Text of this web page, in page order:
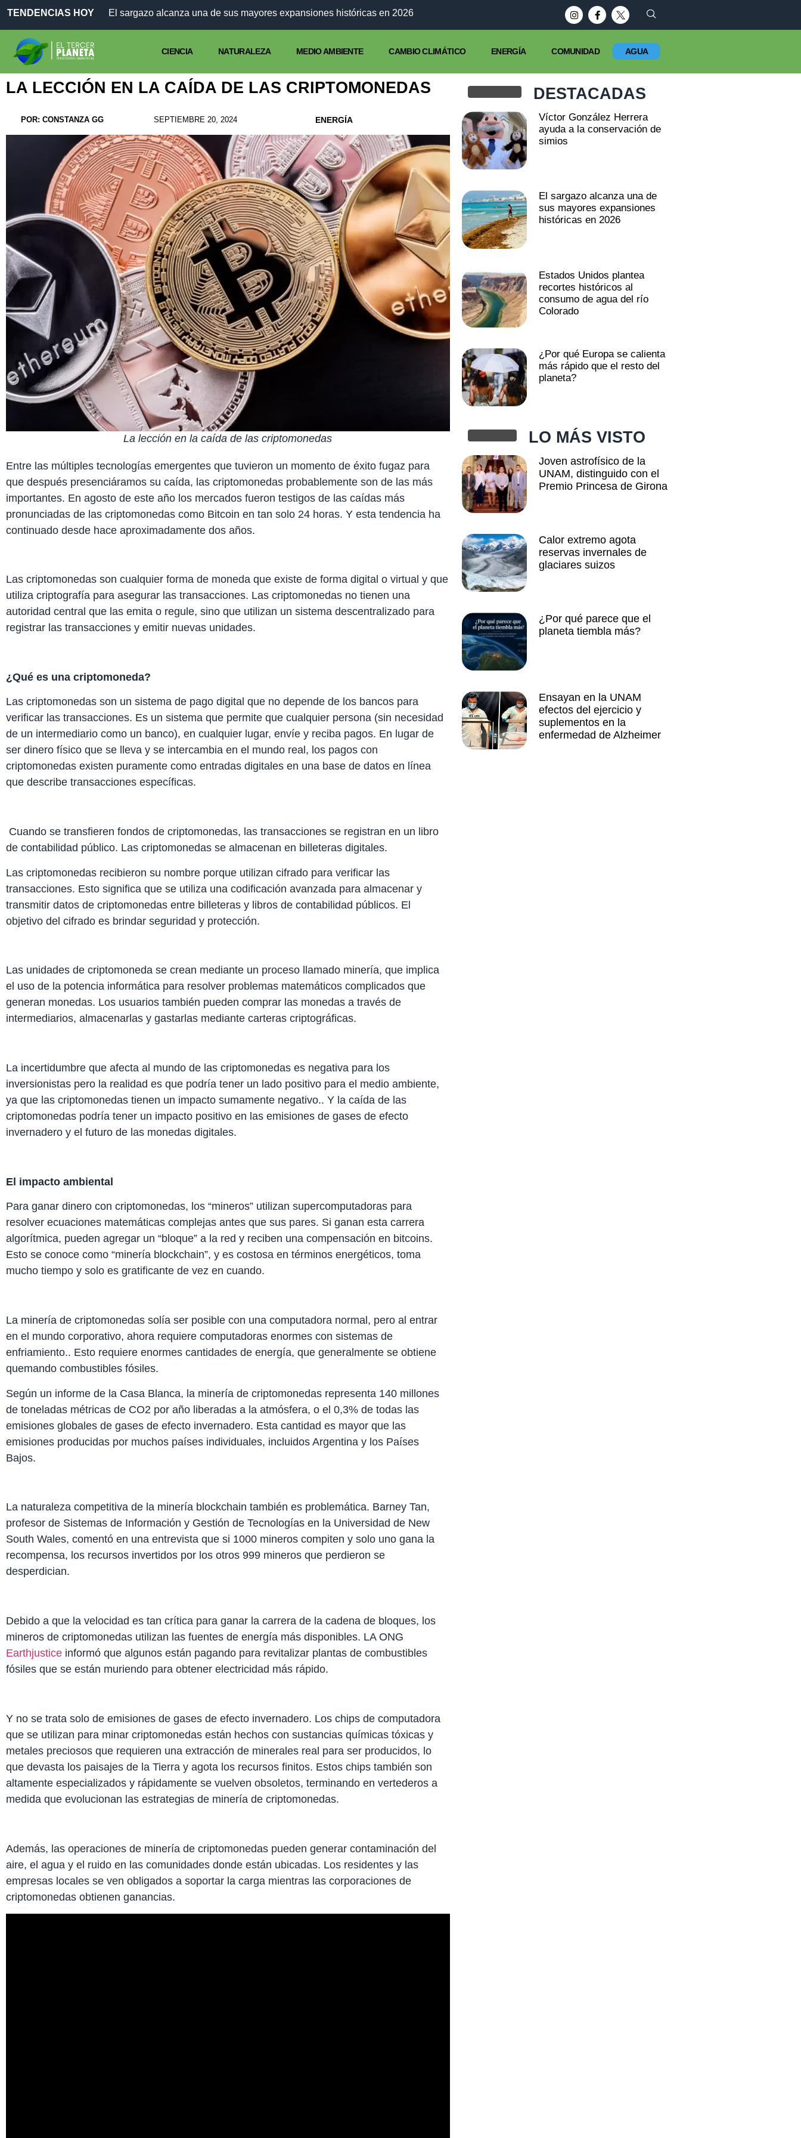
TENDENCIAS HOY Estados Unidos plantea recortes históricos al consumo de agua del río Colorado
CIENCIA NATURALEZA MEDIO AMBIENTE CAMBIO CLIMÁTICO ENERGÍA COMUNIDAD AGUA
LA LECCIÓN EN LA CAÍDA DE LAS CRIPTOMONEDAS
POR: CONSTANZA GG SEPTIEMBRE 20, 2024 ENERGÍA
La lección en la caída de las criptomonedas
Entre las múltiples tecnologías emergentes que tuvieron un momento de éxito fugaz para
que después presenciáramos su caída, las criptomonedas probablemente son de las más
importantes. En agosto de este año los mercados fueron testigos de las caídas más
pronunciadas de las criptomonedas como Bitcoin en tan solo 24 horas. Y esta tendencia ha
continuado desde hace aproximadamente dos años.
Las criptomonedas son cualquier forma de moneda que existe de forma digital o virtual y que
utiliza criptografía para asegurar las transacciones. Las criptomonedas no tienen una
autoridad central que las emita o regule, sino que utilizan un sistema descentralizado para
registrar las transacciones y emitir nuevas unidades.
¿Qué es una criptomoneda?
Las criptomonedas son un sistema de pago digital que no depende de los bancos para
verificar las transacciones. Es un sistema que permite que cualquier persona (sin necesidad
de un intermediario como un banco), en cualquier lugar, envíe y reciba pagos. En lugar de
ser dinero físico que se lleva y se intercambia en el mundo real, los pagos con
criptomonedas existen puramente como entradas digitales en una base de datos en línea
que describe transacciones específicas.
Cuando se transfieren fondos de criptomonedas, las transacciones se registran en un libro
de contabilidad público. Las criptomonedas se almacenan en billeteras digitales.
Las criptomonedas recibieron su nombre porque utilizan cifrado para verificar las
transacciones. Esto significa que se utiliza una codificación avanzada para almacenar y
transmitir datos de criptomonedas entre billeteras y libros de contabilidad públicos. El
objetivo del cifrado es brindar seguridad y protección.
Las unidades de criptomoneda se crean mediante un proceso llamado minería, que implica
el uso de la potencia informática para resolver problemas matemáticos complicados que
generan monedas. Los usuarios también pueden comprar las monedas a través de
intermediarios, almacenarlas y gastarlas mediante carteras criptográficas.
La incertidumbre que afecta al mundo de las criptomonedas es negativa para los
inversionistas pero la realidad es que podría tener un lado positivo para el medio ambiente,
ya que las criptomonedas tienen un impacto sumamente negativo.. Y la caída de las
criptomonedas podría tener un impacto positivo en las emisiones de gases de efecto
invernadero y el futuro de las monedas digitales.
El impacto ambiental
Para ganar dinero con criptomonedas, los “mineros” utilizan supercomputadoras para
resolver ecuaciones matemáticas complejas antes que sus pares. Si ganan esta carrera
algorítmica, pueden agregar un “bloque” a la red y reciben una compensación en bitcoins.
Esto se conoce como “minería blockchain”, y es costosa en términos energéticos, toma
mucho tiempo y solo es gratificante de vez en cuando.
La minería de criptomonedas solía ser posible con una computadora normal, pero al entrar
en el mundo corporativo, ahora requiere computadoras enormes con sistemas de
enfriamiento.. Esto requiere enormes cantidades de energía, que generalmente se obtiene
quemando combustibles fósiles.
Según un informe de la Casa Blanca, la minería de criptomonedas representa 140 millones
de toneladas métricas de CO2 por año liberadas a la atmósfera, o el 0,3% de todas las
emisiones globales de gases de efecto invernadero. Esta cantidad es mayor que las
emisiones producidas por muchos países individuales, incluidos Argentina y los Países
Bajos.
La naturaleza competitiva de la minería blockchain también es problemática. Barney Tan,
profesor de Sistemas de Información y Gestión de Tecnologías en la Universidad de New
South Wales, comentó en una entrevista que si 1000 mineros compiten y solo uno gana la
recompensa, los recursos invertidos por los otros 999 mineros que perdieron se
desperdician.
Debido a que la velocidad es tan crítica para ganar la carrera de la cadena de bloques, los
mineros de criptomonedas utilizan las fuentes de energía más disponibles. LA ONG
Earthjustice informó que algunos están pagando para revitalizar plantas de combustibles
fósiles que se están muriendo para obtener electricidad más rápido.
Y no se trata solo de emisiones de gases de efecto invernadero. Los chips de computadora
que se utilizan para minar criptomonedas están hechos con sustancias químicas tóxicas y
metales preciosos que requieren una extracción de minerales real para ser producidos, lo
que devasta los paisajes de la Tierra y agota los recursos finitos. Estos chips también son
altamente especializados y rápidamente se vuelven obsoletos, terminando en vertederos a
medida que evolucionan las estrategias de minería de criptomonedas.
Además, las operaciones de minería de criptomonedas pueden generar contaminación del
aire, el agua y el ruido en las comunidades donde están ubicadas. Los residentes y las
empresas locales se ven obligados a soportar la carga mientras las corporaciones de
criptomonedas obtienen ganancias.
DESTACADAS
Víctor González Herrera
ayuda a la conservación de
simios
El sargazo alcanza una de
sus mayores expansiones
históricas en 2026
Estados Unidos plantea
recortes históricos al
consumo de agua del río
Colorado
¿Por qué Europa se calienta
más rápido que el resto del
planeta?
LO MÁS VISTO
Joven astrofísico de la
UNAM, distinguido con el
Premio Princesa de Girona
Calor extremo agota
reservas invernales de
glaciares suizos
¿Por qué parece que el
planeta tiembla más?
Ensayan en la UNAM
efectos del ejercicio y
suplementos en la
enfermedad de Alzheimer